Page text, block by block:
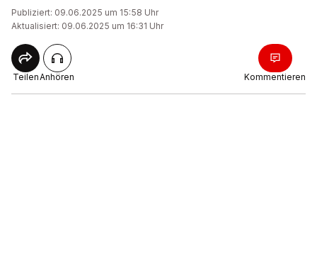
Publiziert: 09.06.2025 um 15:58 Uhr
Aktualisiert: 09.06.2025 um 16:31 Uhr
TeilenAnhören Kommentieren